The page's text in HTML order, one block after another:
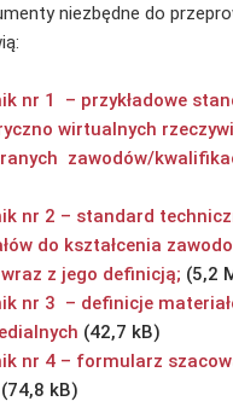
niezbędne do
nr 1 – przykładowe
wirtualnych
zawodów/
nr 2 – standard
do kształcenia
z jego definicją;
nr 3 – definicje
nr 4 – formularz